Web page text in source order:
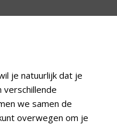
je natuurlijk dat je
we samen de
overwegen om je